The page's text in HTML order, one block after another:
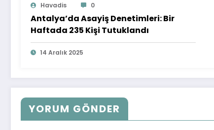
Havadis 0
Antalya’da Asayiş Denetimleri: Bir
Haftada 235 Kişi Tutuklandı
14 Aralık 2025
YORUM GÖNDER